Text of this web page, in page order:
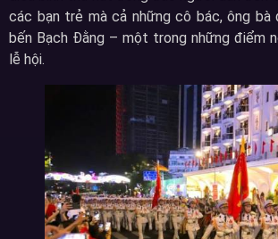
các bạn trẻ mà cả những cô bác, ông
bến Bạch Đằng – một trong những điểm
lễ hội.